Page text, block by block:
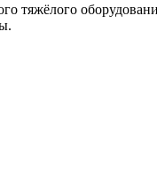
тяжёлого